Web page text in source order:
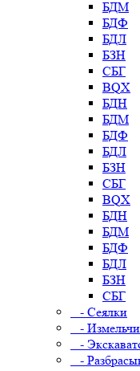
БДМ
БДФ
БДЛ
БЗН
СБГ
BQX
БДН
БДМ
БДФ
БДЛ
БЗН
СБГ
BQX
БДН
БДМ
БДФ
БДЛ
БЗН
СБГ
- Сеялки
-
-
-